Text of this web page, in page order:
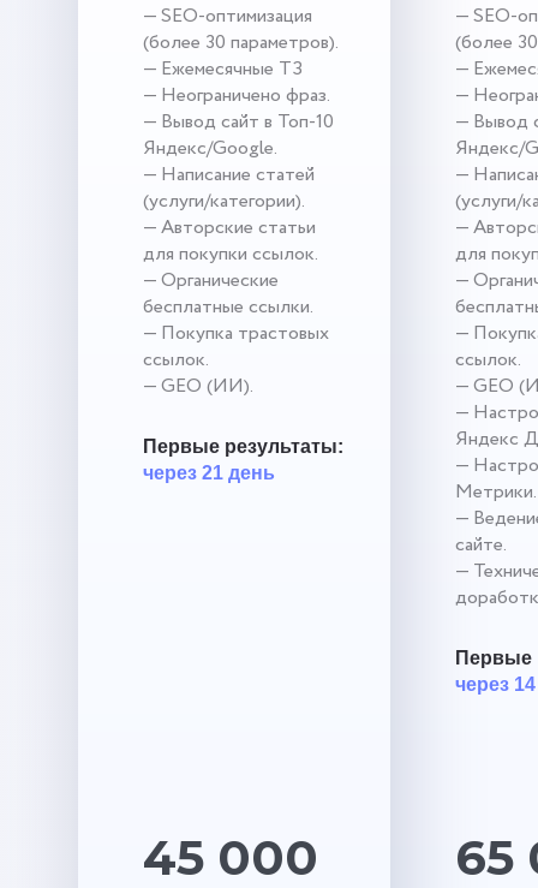
— SEO-оптимизация
(более 30 параметров).
— Ежемесячные ТЗ
— Неограничено фраз.
— Вывод сайт в Топ-10
Яндекс/Google.
— Написание статей
(услуги/категории).
— Авторские статьи
для покупки ссылок.
— Органические
бесплатные ссылки.
— Покупка трастовых
ссылок.
— GEO (ИИ).
Первые результаты:
через 21 день
45 000
— SEO-
(более
—
—
— Вывод
Яндекс/
—
(услуги/
—
для
—
—
ссылок.
— GEO
—
Яндекс
—
Метрики.
—
сайте.
—
Первые
через
65